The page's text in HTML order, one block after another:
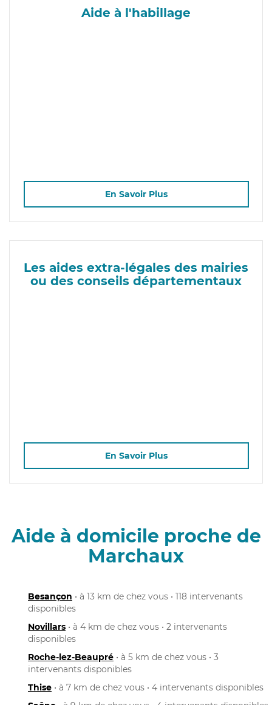
Aide à l'habillage
En Savoir Plus
Les aides extra-légales des mairies
ou des conseils départementaux
En Savoir Plus
Aide à domicile proche de
Marchaux
Besançon • à 13 km de chez vous • 118 intervenants
disponibles
Novillars • à 4 km de chez vous • 2 intervenants
disponibles
Roche-lez-Beaupré • à 5 km de chez vous • 3
intervenants disponibles
Thise • à 7 km de chez vous • 4 intervenants disponibles